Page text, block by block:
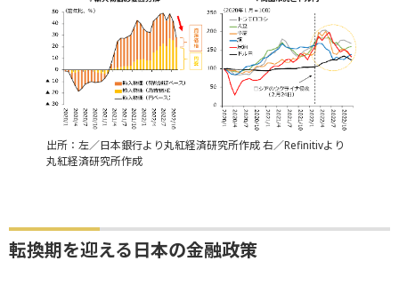
出所：左／日本銀行より丸紅経済研究所作成 右／Refinitivより
丸紅経済研究所作成
転換期を迎える日本の金融政策